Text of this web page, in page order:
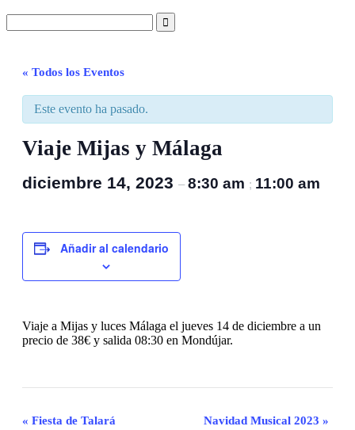
« Todos los Eventos
Este evento ha pasado.
Viaje Mijas y Málaga
diciembre 14, 2023 – 8:30 am ; 11:00 am
Añadir al calendario
Viaje a Mijas y luces Málaga el jueves 14 de diciembre a un
precio de 38€ y salida 08:30 en Mondújar.
Navegación
« Fiesta de Talará Navidad Musical 2023 »